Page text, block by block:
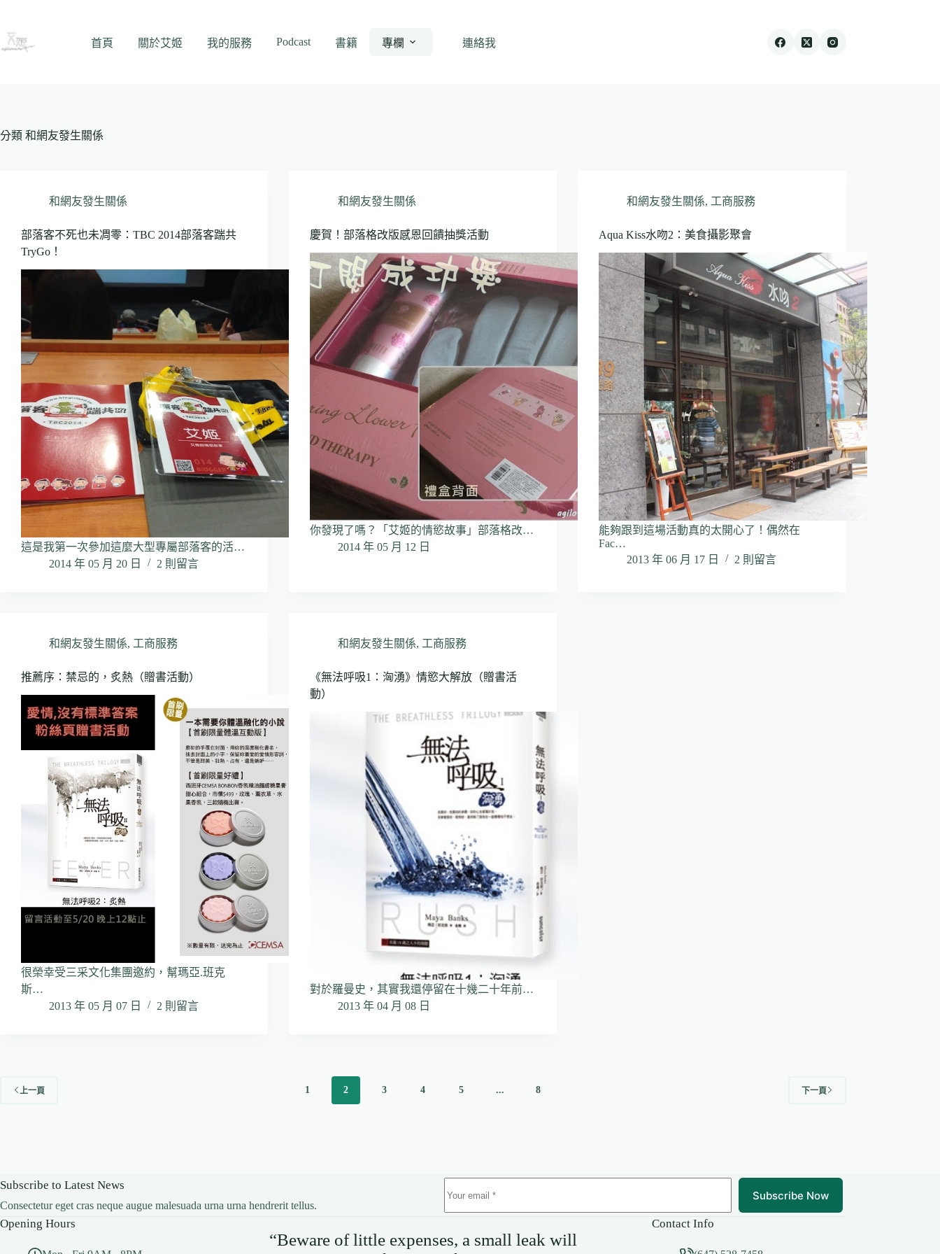
主
首頁 關於艾姬 我的服務 Podcast 書籍 專欄 連絡我
分類 和網友發生關係
和網友發生關係
部落客不死也未凋零：TBC 2014部落客踹共
TryGo！
這是我第一次參加這麼大型專屬部落客的活…
2014 年 05 月 20 日
2 則留言
和網友發生關係
慶賀！部落格改版感恩回饋抽獎活動
你發現了嗎？「艾姬的情慾故事」部落格改…
2014 年 05 月 12 日
和網友發生關係, 工商服務
Aqua Kiss水吻2：美食攝影聚會
能夠跟到這場活動真的太開心了！偶然在
Fac…
2013 年 06 月 17 日
2 則留言
和網友發生關係, 工商服務
推薦序：禁忌的，炙熱（贈書活動）
很榮幸受三采文化集團邀約，幫瑪亞.班克
斯…
2013 年 05 月 07 日
2 則留言
和網友發生關係, 工商服務
《無法呼吸1：洶湧》情慾大解放（贈書活
動）
對於羅曼史，其實我還停留在十幾二十年前…
2013 年 04 月 08 日
上一頁 1 2 3 4 5 ... 8 下一頁
Subscribe to Latest News
Consectetur eget cras neque augue malesuada urna urna hendrerit tellus.
Subscribe Now
Opening Hours
“Beware of little expenses, a small leak will
Contact Info